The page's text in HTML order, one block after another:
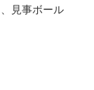
見事ボール